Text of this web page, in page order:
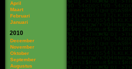
April
Maart
Februari
Januari
2010
December
November
Oktober
September
Augustus